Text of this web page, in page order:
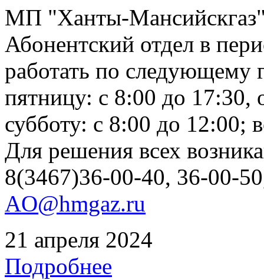
МП "Ханты-Мансийскгаз"
Абонентский отдел в
работать по следующему
пятницу: с 8:00 до 17:30,
субботу: с 8:00 до 12:00;
Для решения всех
8(3467)36-00-40, 36-00-
AO@hmgaz.ru
21 апреля 2024
Подробнее